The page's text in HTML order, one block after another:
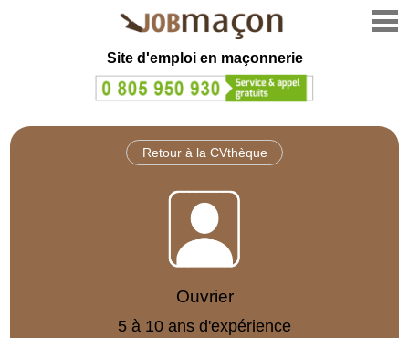
Site d'emploi en maçonnerie
Retour à la CVthèque
Ouvrier
5 à 10 ans d'expérience